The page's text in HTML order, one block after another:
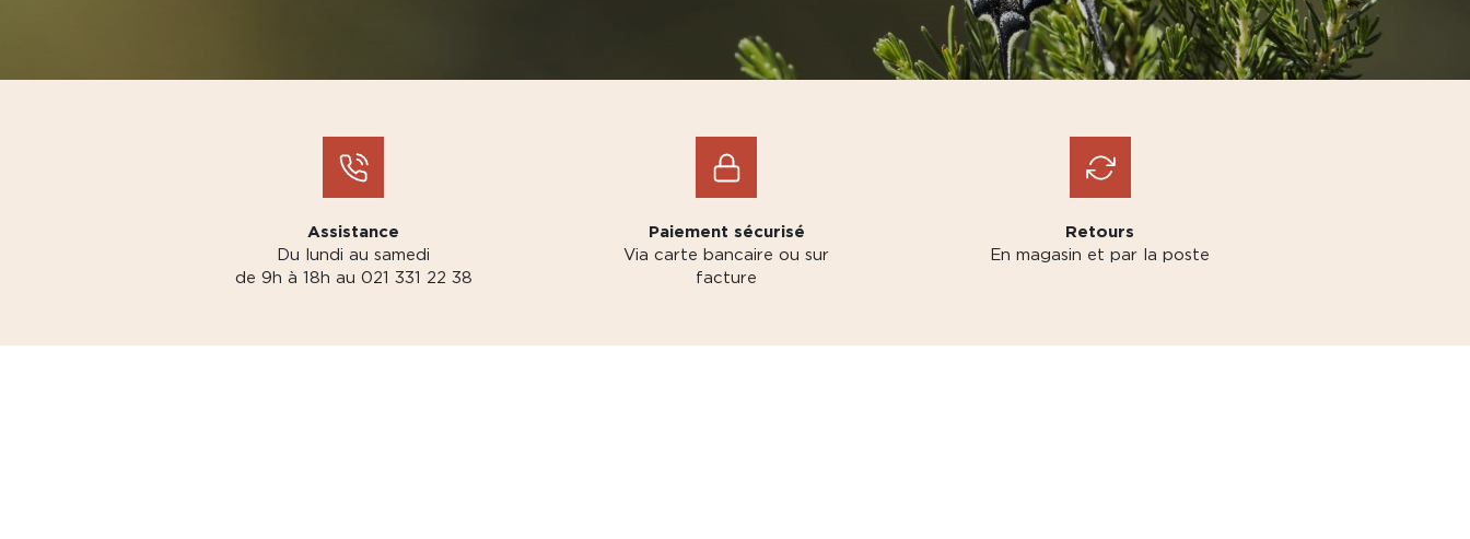
Assistance
Du lundi au samedi
de 9h à 18h au 021 331 22 38
Paiement sécurisé
Via carte bancaire ou sur
facture
Retours
En magasin et par la poste